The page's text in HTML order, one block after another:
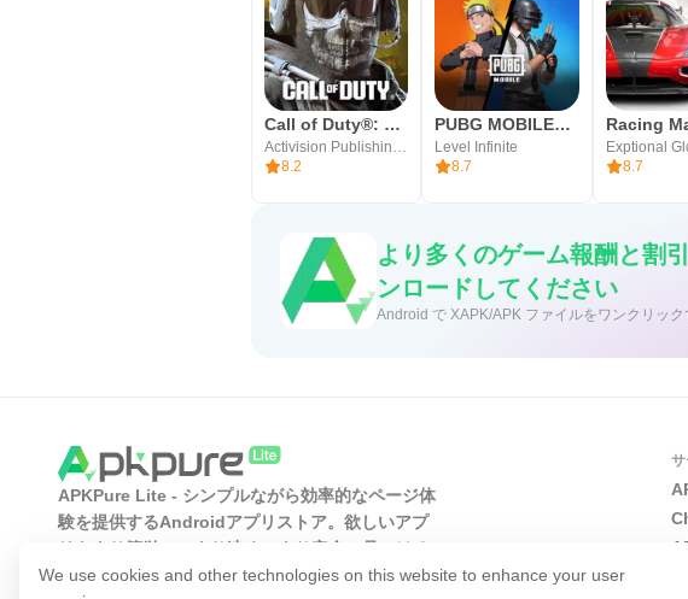
Call of Duty®: Mobile
Activision Publishing, Inc.
8.2
PUBG MOBILE（ピーユービージー）
Level Infinite
8.7
Racing
Exptional
8.7
より多くのゲーム報酬と割
ンロードしてください
Android で XAPK/APK ファイルをワンクリック
We use cookies and other technologies on this website to enhance your user
APKPure Lite - シンプルながら効率的なページ体
験を提供するAndroidアプリストア。欲しいアプ
リをより簡単に、より速く、より安全に見つける
ことができます。
サ